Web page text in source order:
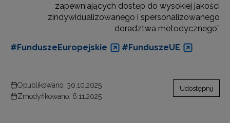
zapewniających dostęp do wysokiej jakości
zindywidualizowanego i spersonalizowanego
doradztwa metodycznego”
#FunduszeEuropejskie
# FunduszeUE
Opublikowano: 30.10.2025
Zmodyfikowano: 6.11.2025
Udostępnij